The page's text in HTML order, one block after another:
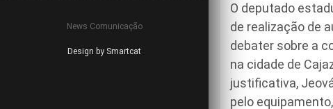
News Comunicação
Design by Smartcat
O deputado
de realização de
debater sobre a
na cidade de
justificativa,
pelo